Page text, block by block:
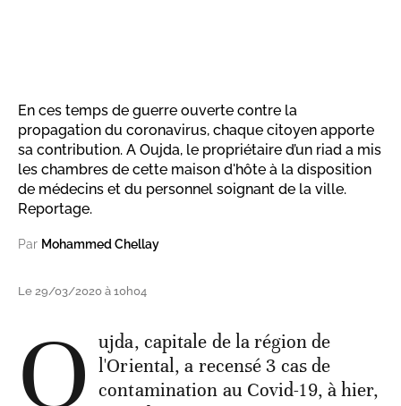
En ces temps de guerre ouverte contre la
propagation du coronavirus, chaque citoyen apporte
sa contribution. A Oujda, le propriétaire d’un riad a mis
les chambres de cette maison d'hôte à la disposition
de médecins et du personnel soignant de la ville.
Reportage.
Par Mohammed Chellay
Le 29/03/2020 à 10h04
O ujda, capitale de la région de
l'Oriental, a recensé 3 cas de
contamination au Covid-19, à hier,